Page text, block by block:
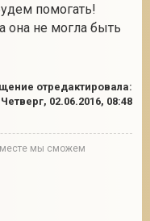
помогать!
она не могла быть
отредактировала:
Четверг, 02.06.2016, 08:48
мы сможем